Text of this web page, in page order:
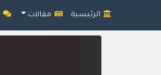
الرئيسية مقالات